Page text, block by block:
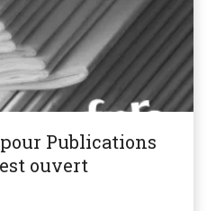
Publications
ouvert